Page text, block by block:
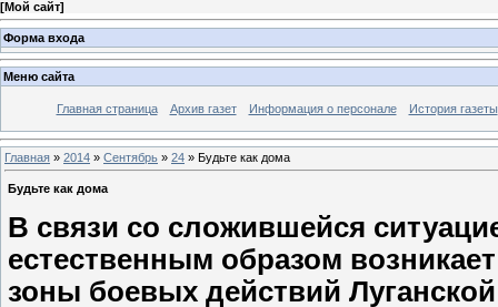
[Мой сайт]
Форма входа
Меню сайта
Главная страница Архив газет Информация о персонале История газеты
Главная » 2014 » Сентябрь » 24 » Будьте как дома
Будьте как дома
В связи со сложившейся
естественным образом
зоны боевых действий